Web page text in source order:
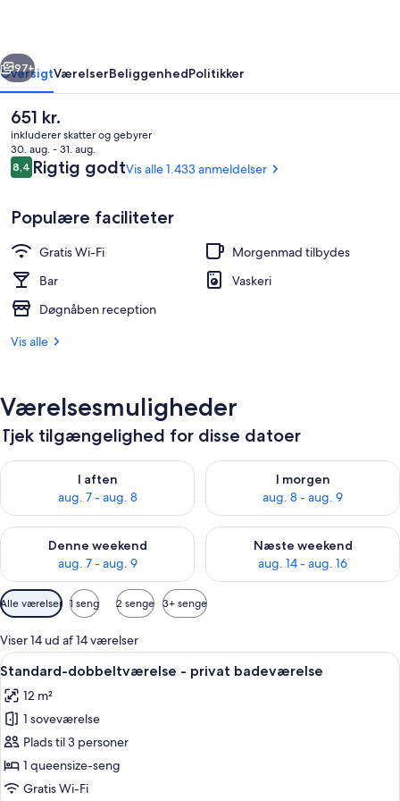
Morgenmadsbuffet hver dag mod et
Næste
97+
OversigtVærelserBeliggenhedPolitikker
Den
nuværende
pris
er
651 kr.
651 kr.
inkluderer skatter og gebyrer
30. aug. - 31. aug.
Anmeldelser
8,48,4 ud af 10.
Rigtig godtVis alle 1.433 anmeldelser
Populære faciliteter
Gratis Wi-Fi
Morgenmad tilbydes
Bar
Vaskeri
Døgnåben reception
Vis alle
Værelsesmuligheder
Tjek tilgængelighed for disse datoer
I aften
aug. 7 - aug. 8
Tjek tilgængelighed for i aften aug. 7 - aug. 8
I morgen
aug. 8 - aug. 9
Tjek tilgængelighed for i
Denne weekend
aug. 7 - aug. 9
Tjek tilgængelighed for denne weekend aug. 7 - aug. 9
Næste weekend
aug. 14 - aug. 16
Tjek tilgængelighed for næste
Tilgængelige
filtre
for
værelser
Alle værelser 1 seng 2 senge 3+ senge
Viser 14 ud af 14 værelser
Indlæs
alle
billeder
af
Standard-
dobbeltværelse
-
Skrivebord, strygejern/strygebræt,
5
Standard-dobbeltværelse - privat badeværelse
12 m²
1 soveværelse
Plads til 3 personer
1 queensize-seng
Gratis Wi-Fi